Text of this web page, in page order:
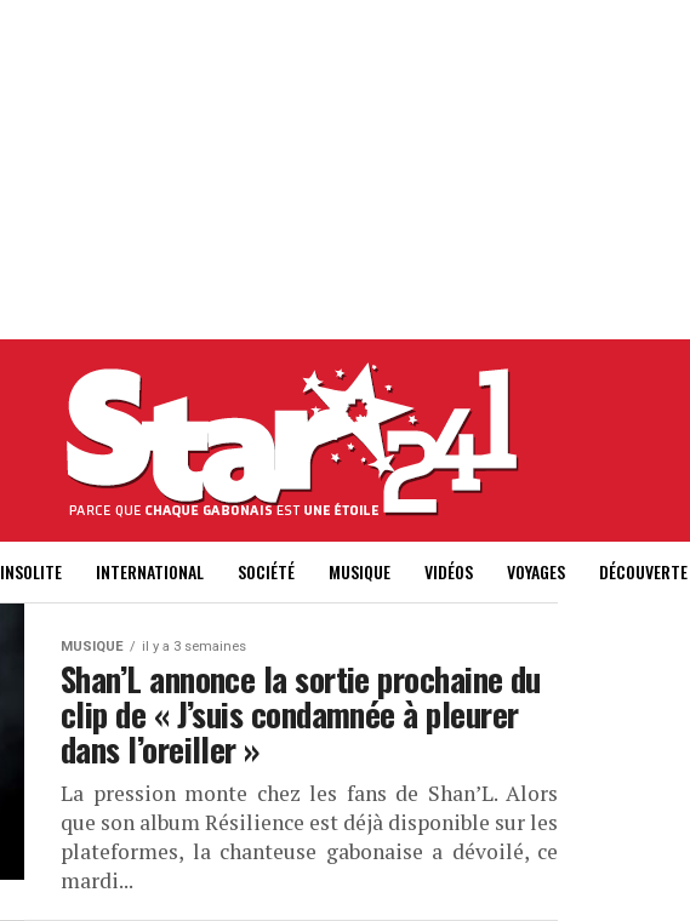
INSOLITE INTERNATIONAL SOCIÉTÉ MUSIQUE VIDÉOS VOYAGES DÉCOUVERTE
MUSIQUE il y a 3 semaines
Shan’L annonce la sortie prochaine du
clip de « J’suis condamnée à pleurer
dans l’oreiller »
La pression monte chez les fans de Shan’L. Alors
que son album Résilience est déjà disponible sur les
plateformes, la chanteuse gabonaise a dévoilé, ce
mardi...